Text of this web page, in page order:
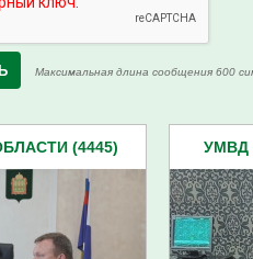
Максимальная длина сообщения 600
(4445) УМВД